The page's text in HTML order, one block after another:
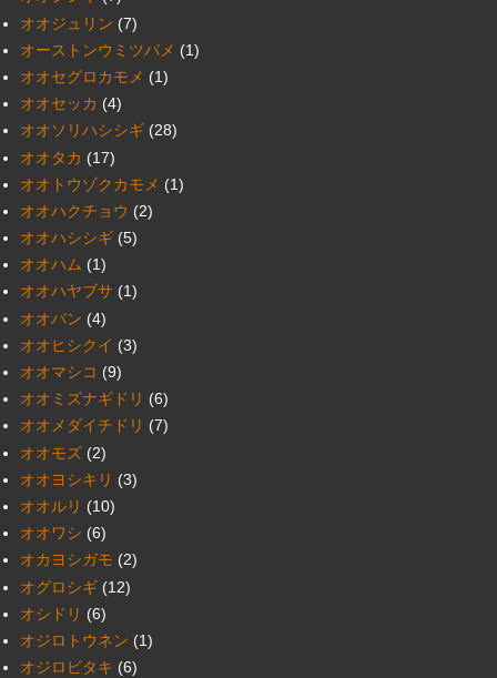
オオジュリン (7)
オーストンウミツバメ (1)
オオセグロカモメ (1)
オオセッカ (4)
オオソリハシシギ (28)
オオタカ (17)
オオトウゾクカモメ (1)
オオハクチョウ (2)
オオハシシギ (5)
オオハム (1)
オオハヤブサ (1)
オオバン (4)
オオヒシクイ (3)
オオマシコ (9)
オオミズナギドリ (6)
オオメダイチドリ (7)
オオモズ (2)
オオヨシキリ (3)
オオルリ (10)
オオワシ (6)
オカヨシガモ (2)
オグロシギ (12)
オシドリ (6)
オジロトウネン (1)
オジロビタキ (6)